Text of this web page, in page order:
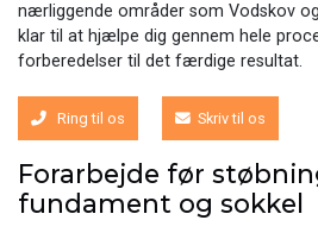
nærliggende områder som Vodskov
klar til at hjælpe dig gennem hele
forberedelser til det færdige resultat.
Ring til os Skriv til os
Forarbejde før
fundament og sokkel